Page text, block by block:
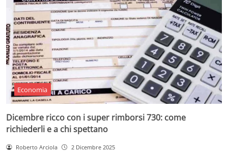
Economia
Dicembre ricco con i super rimborsi 730: come
richiederli e a chi spettano
Roberto Arciola 2 Dicembre 2025